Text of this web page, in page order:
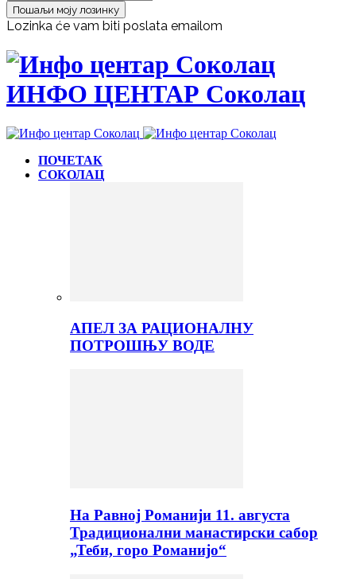
Lozinka će vam biti poslata emailom
ИНФО ЦЕНТАР Соколац
ПОЧЕТАК
СОКОЛАЦ
АПЕЛ ЗА РАЦИОНАЛНУ
ПОТРОШЊУ ВОДЕ
На Равној Романији 11. августа
Традиционални манастирски сабор
„Теби, горо Романијо“